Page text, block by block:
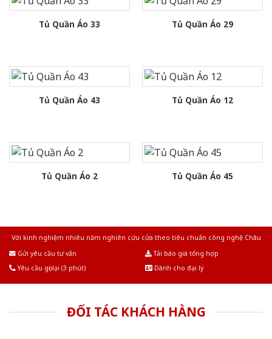
Tủ Quần Áo 33 Tủ Quần Áo 29
Tủ Quần Áo 43 Tủ Quần Áo 12
Tủ Quần Áo 2 Tủ Quần Áo 45
Với kinh nghiệm nhiêu năm nghiên cứu cửa theo tiêu chuẩn công nghệ Châu
Gửi yêu cầu tư vấn
Tải báo giá tổng hợp
Yêu cầu gọi lại (3 phút)
Dành cho đại lý
ĐỐI TÁC KHÁCH HÀNG